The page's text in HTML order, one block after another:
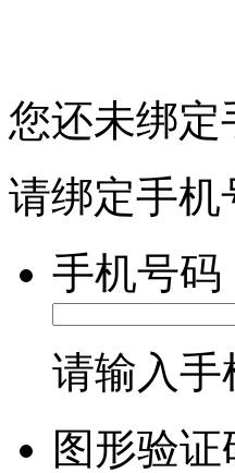
您还未绑定
请绑定手机
手机号码
请输入手
图形验证